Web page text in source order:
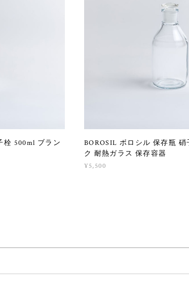
栓 500ml ブラン
BOROSIL ボロシル 保存瓶 硝
ク 耐熱ガラス 保存容器
¥5,500